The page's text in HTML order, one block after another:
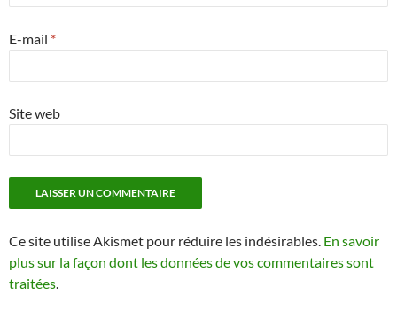
E-mail *
Site web
Ce site utilise Akismet pour réduire les indésirables. En savoir
plus sur la façon dont les données de vos commentaires sont
traitées.